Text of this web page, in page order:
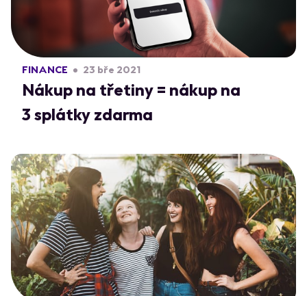
FINANCE 23 bře 2021
Nákup na třetiny = nákup na
3 splátky zdarma